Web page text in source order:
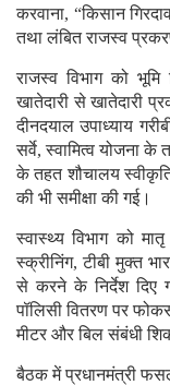
करवाना, “किसान
तथा लंबित राजस्व
राजस्व विभाग को भूमि
खातेदारी से खातेदारी
दीनदयाल उपाध्याय
सर्वे, स्वामित्व योजना के
के तहत शौचालय
की भी समीक्षा की गई।
स्वास्थ्य विभाग को
स्क्रीनिंग, टीबी मुक्त
से करने के निर्देश दिए
पॉलिसी वितरण पर
मीटर और बिल संबंधी
बैठक में प्रधानमंत्री फसल